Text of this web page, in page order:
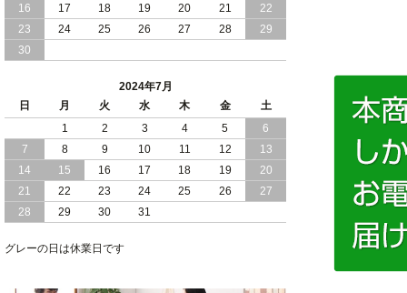
2024/03/28
おすすめ クイーン キング ワイドキング
サイズ で 通気性ある すのこ仕様 大容
畳 仕様 で 敷き布団 が使える 引き出し
収納 付き 大容量 チェスト ベッド 日本
製 ヘッドボードなし
2024/02/23
畳 の 床面 で 敷き布団 で 寝られる 引き
出し 収納庫 付 大容量 チェスト ベッド
日本製
し 収納庫 付き チェスト ベッド 日本製
16
17 18 19 20 21
22
23
24 25 26 27 28
29
30
2024年7月
日
月 火 水 木 金
土
1
2 3 4 5
6
7
8 9 10 11 12
13
14
15 16 17 18 19
20
21
22 23 24 25 26
27
28
29 30 31
グレーの日は休業日です